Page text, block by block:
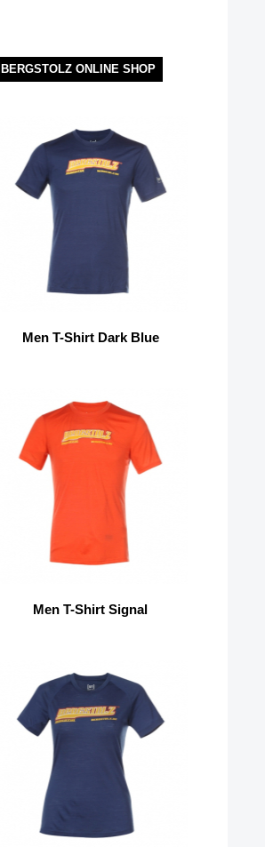
BERGSTOLZ ONLINE SHOP
Men T-Shirt Dark Blue
Men T-Shirt Signal